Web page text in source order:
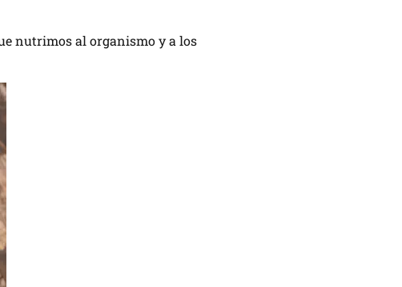
nutrimos al organismo y a los